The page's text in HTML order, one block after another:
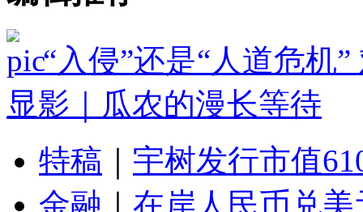
“入侵”还是“人道危机
显影｜瓜农的漫长等待
特稿
宇树发行市值
金融
在岸人民币兑